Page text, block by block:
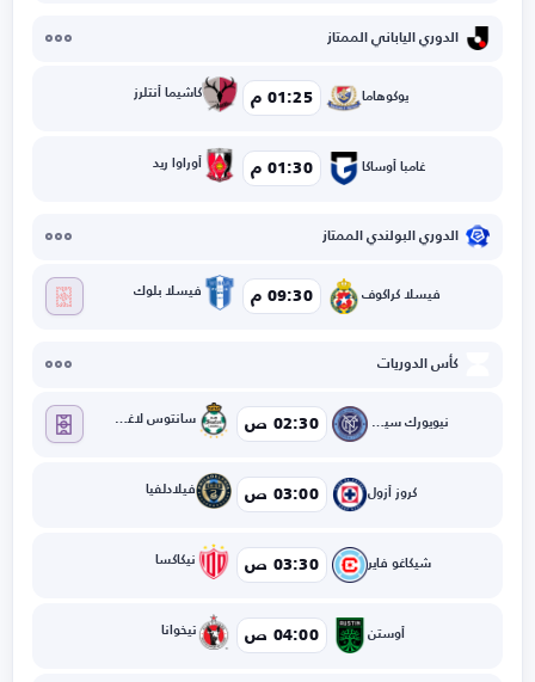
الدوري الياباني الممتاز
يوكوهاما 01:25 م كاشيما أنتلرز
غامبا أوساكا 01:30 م أوراوا ريد
الدوري البولندي الممتاز
فيسلا كراكوف 09:30 م فيسلا بلوك
كأس الدوريات
نيويورك سيتي 02:30 ص سانتوس لاغونا
كروز أزول 03:00 ص فيلادلفيا
شيكاغو فاير 03:30 ص نيكاكسا
أوستن 04:00 ص تيخوانا